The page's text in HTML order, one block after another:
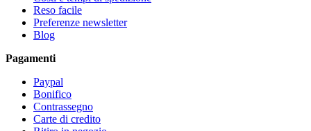
Reso facile
Preferenze newsletter
Blog
Pagamenti
Paypal
Bonifico
Contrassegno
Carte di credito